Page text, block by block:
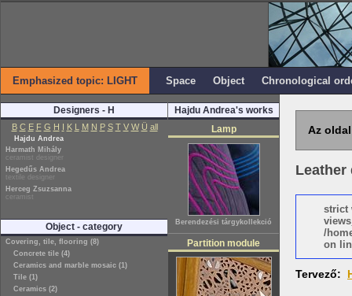
Emphasized topic: LIGHT Space Object Chronological
Designers - H
B C E F G H I K L M N P S T V W Ü all
Hajdu Andrea
Harmath Mihály
ceramist designer
Hegedűs Andrea
textile designer
Herceg Zsuzsanna
ceramist
Object - category
Covering, tile, flooring (8)
Concrete tile (4)
Ceramics and marble mosaic (1)
Tile (1)
Ceramics (2)
Hajdu Andrea's works
Lamp
Berendezési tárgykollekció
Partition module
Az
Leather
strict
/
on
Tervező: